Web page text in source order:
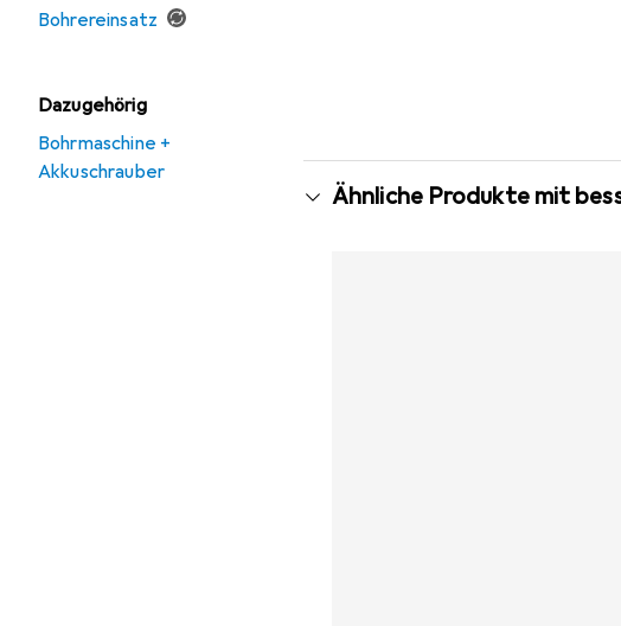
Bohrereinsatz
Dazugehörig
Bohrmaschine +
Akkuschrauber
Ähnliche Produkte mit